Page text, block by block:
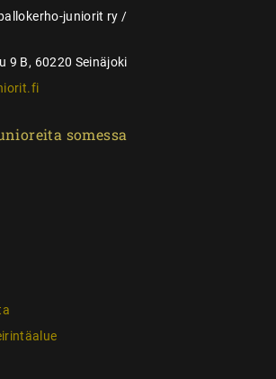
juniorit ry /
9 B, 60220 Seinäjoki
somessa